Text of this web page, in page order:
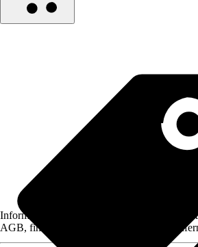
Informationen des Verkäufers, wie z. B.
AGB, finden Sie bei Klick auf den